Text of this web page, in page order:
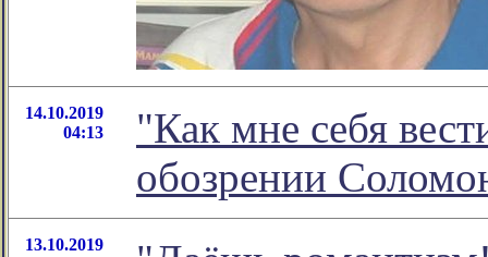
14.10.2019
04:13
"Как мне себя
обозрении
13.10.2019